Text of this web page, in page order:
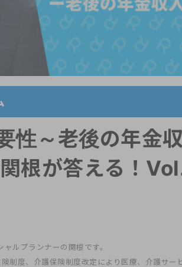
性～老後の年金
根が答える！
ルプランナーの関根です。
制度、介護保険制度改定により医療、介護サー